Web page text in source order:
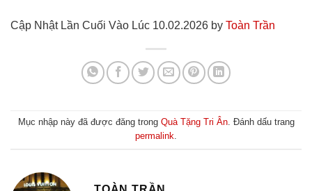
Cập Nhật Lần Cuối Vào Lúc 10.02.2026 by Toàn Trần
Mục nhập này đã được đăng trong Quà Tặng Tri Ân. Đánh dấu trang
permalink